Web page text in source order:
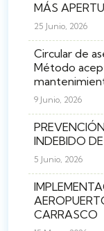
MÁS
25 Junio, 2026
Circular de
Método
9 Junio, 2026
INDEBIDO
5 Junio, 2026
CARRASCO